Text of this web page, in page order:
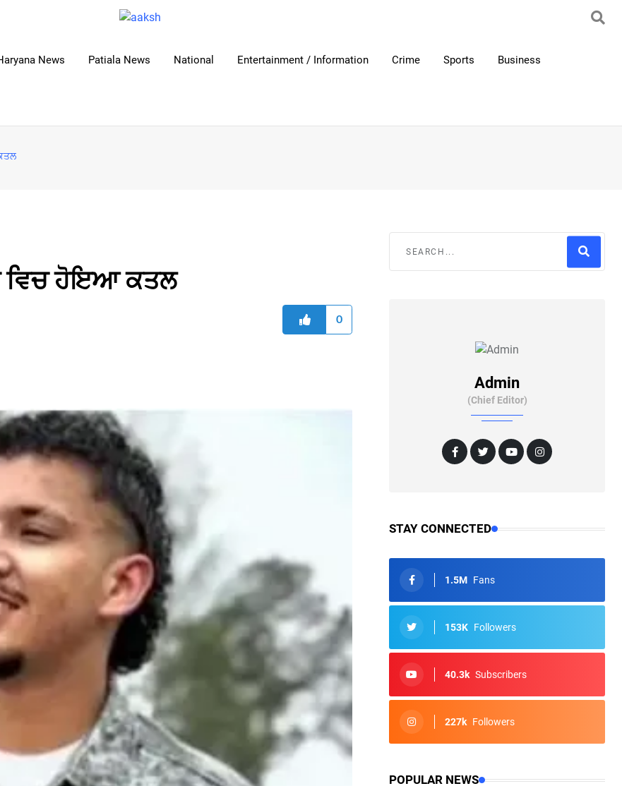
News Patiala News National Entertainment / Information Crime Sports Business
ਵਿਚ ਹੋਇਆ ਕਤਲ
0
Admin
(Chief Editor)
STAY CONNECTED
1.5M Fans
153K Followers
40.3k Subscribers
227k Followers
POPULAR NEWS